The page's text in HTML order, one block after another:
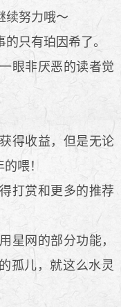
续努力哦～
只有珀因希了。
眼非厌恶的读者觉
得收益，但是无论
喂！
打赏和更多的推荐
网的部分功能，
孤儿，就这么水灵